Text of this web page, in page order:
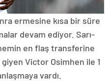
ermesine kısa bir süre
devam ediyor. Sarı-
en flaş transferine
Victor Osimhen ile 1
vardı.